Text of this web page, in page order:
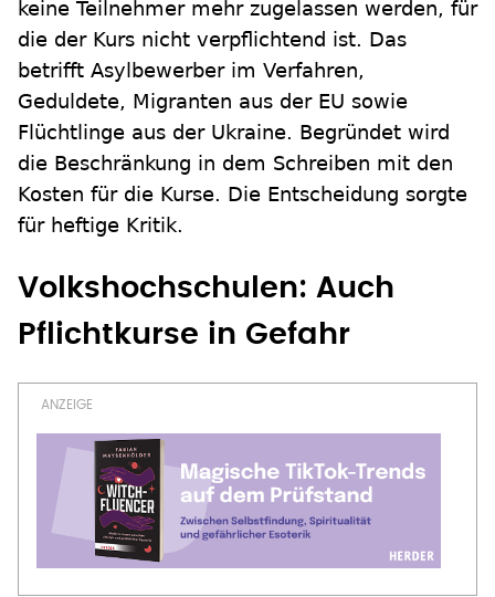
keine Teilnehmer mehr zugelassen werden, für
die der Kurs nicht verpflichtend ist. Das
betrifft Asylbewerber im Verfahren,
Geduldete, Migranten aus der EU sowie
Flüchtlinge aus der Ukraine. Begründet wird
die Beschränkung in dem Schreiben mit den
Kosten für die Kurse. Die Entscheidung sorgte
für heftige Kritik.
Volkshochschulen: Auch
Pflichtkurse in Gefahr